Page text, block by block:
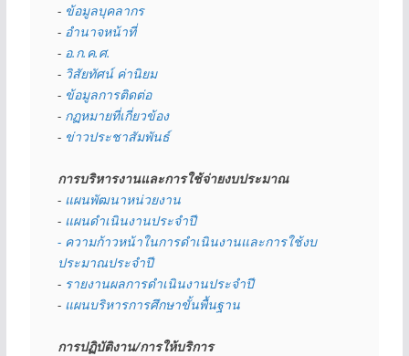
- ข้อมูลบุคลากร
- อำนาจหน้าที่
- อ.ก.ค.ศ.
- วิสัยทัศน์ ค่านิยม
- ข้อมูลการติดต่อ
- กฏหมายที่เกี่ยวข้อง
- ข่าวประชาสัมพันธ์
การบริหารงานและการใช้จ่ายงบประมาณ
- แผนพัฒนาหน่วยงาน
- แผนดำเนินงานประจำปี
- ความก้าวหน้าในการดำเนินงานและการใช้งบ
ประมาณประจำปี
- รายงานผลการดำเนินงานประจำปี
- แผนบริหารการศึกษาขั้นพื้นฐาน
การปฏิบัติงาน/การให้บริการ